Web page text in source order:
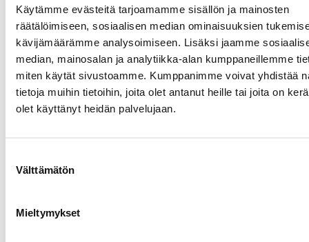
Käytämme evästeitä tarjoamamme sisällön ja mainosten
räätälöimiseen, sosiaalisen median ominaisuuksien
kävijämäärämme analysoimiseen. Lisäksi jaamme
median, mainosalan ja analytiikka-alan kumppaneillemme
miten käytät sivustoamme. Kumppanimme voivat yhdistää
tietoja muihin tietoihin, joita olet antanut heille tai joita on
olet käyttänyt heidän palvelujaan.
valinta
Välttämätön
Mieltymykset
Kolmen tutkinnon opintoputki – elektroniikka-
sähkö- ja automaatioalan osaajaksi Peruskoulun
Tuomas jatkoi opintojaan teknisen koulutuksen
Vuonna 2007 hän aloitti opinnot Kankaanpään
jossa hän suoritti kolmessa…